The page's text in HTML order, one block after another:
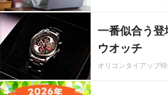
一番似合う
ウオッチ
オリコンタイアップ